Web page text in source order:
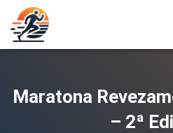
Maratona
– 2ª